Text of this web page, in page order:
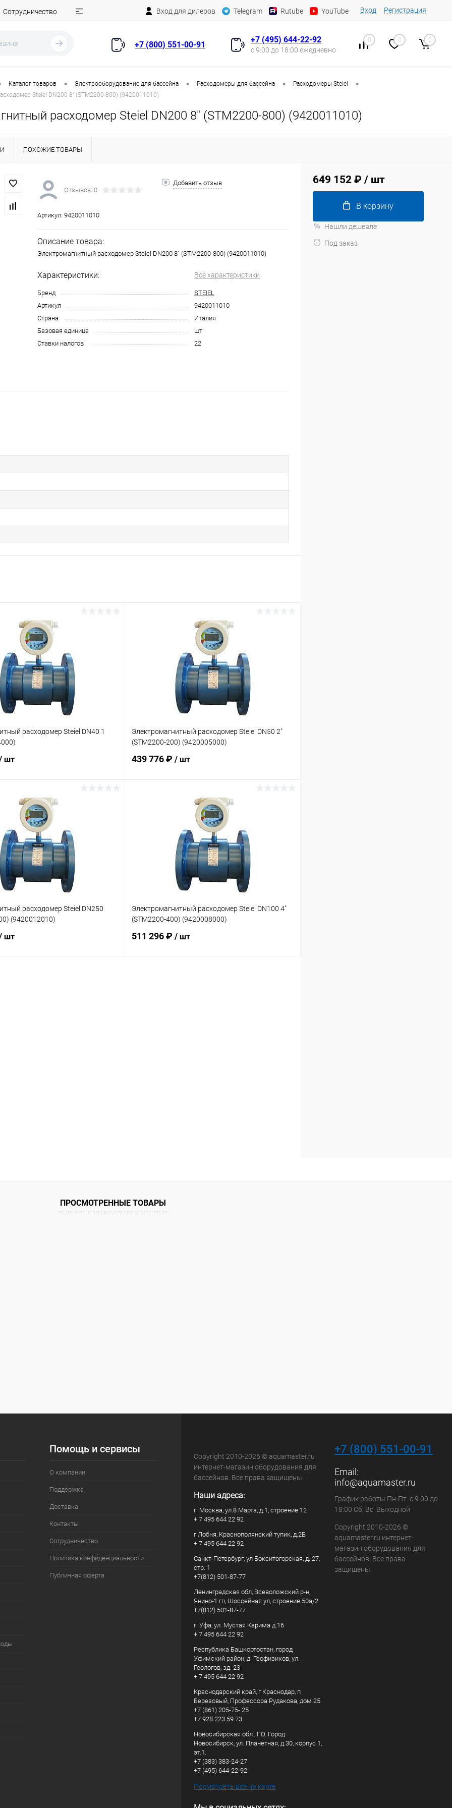
Сотрудничество Вход для дилеров Telegram Rutube YouTube Вход Регистрация
+7 (800) 551-00-91
+7 (495) 644-22-92
с 9:00 до 18:00 ежедневно
0 0 0
Каталог товаров • Электрооборудование для бассейна • Расходомеры для бассейна • Расходомеры Steiel •
Steiel DN200 8" (STM2200-800) (9420011010)
расходомер Steiel DN200 8" (STM2200-800) (9420011010)
ПОХОЖИЕ ТОВАРЫ
Отзывов: 0
Добавить отзыв
Артикул: 9420011010
Описание товара:
Электромагнитный расходомер Steiel DN200 8" (STM2200-800) (9420011010)
Характеристики: Все характеристики
Бренд
STEIEL
Артикул
9420011010
Страна
Италия
Базовая единица
шт
Ставки налогов
22
расходомер Steiel DN40 1
шт
В корзину
Под заказ
Электромагнитный расходомер Steiel DN50 2"
(STM2200-200) (9420005000)
439 776 ₽ / шт
В корзину
К сравнению Под заказ
расходомер Steiel DN250
(9420012010)
шт
Электромагнитный расходомер Steiel DN100 4"
(STM2200-400) (9420008000)
511 296 ₽ / шт
649 152 ₽ / шт
В корзину
Нашли дешевле
Под заказ
ПРОСМОТРЕННЫЕ ТОВАРЫ
Помощь и сервисы
О компании
Поддержка
Доставка
Контакты
Сотрудничество
Политика конфиденциальности
Публичная оферта
Copyright 2010-2026 © aquamaster.ru
интернет-магазин оборудования для
бассейнов. Все права защищены.
Наши адреса:
г. Москва, ул.8 Марта, д.1, строение 12
+ 7 495 644 22 92
г.Лобня, Краснополянский тупик, д.2Б
+ 7 495 644 22 92
Санкт-Петербург, ул Бокситогорская, д. 27,
стр. 1
+7(812) 501-87-77
Ленинградская обл, Всеволожский р-н,
Янино-1 гп, Шоссейная ул, строение 50а/2
+7(812) 501-87-77
г. Уфа, ул. Мустая Карима д.16
+ 7 495 644 22 92
Республика Башкортостан, город
Уфимский район, д. Геофизиков, ул.
Геологов, зд. 23
+ 7 495 644 22 92
Краснодарский край, г Краснодар, п
Березовый, Профессора Рудакова, дом 25
+7 (861) 205-75- 25
+7 928 223 59 73
Новосибирская обл., Г.О. Город
Новосибирск, ул. Планетная, д.30, корпус 1,
эт.1.
+7 (383) 383-24-27
+7 (495) 644-22-92
Посмотреть все на карте
+7 (800) 551-00-91
Email:
info@aquamaster.ru
График работы Пн-Пт: с 9:00 до
18:00 Сб, Вс: Выходной
Copyright 2010-2026 ©
aquamaster.ru интернет-
магазин оборудования для
бассейнов. Все права
защищены.